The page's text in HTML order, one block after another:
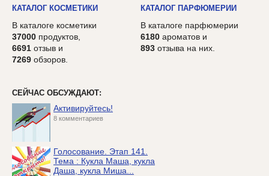
КАТАЛОГ КОСМЕТИКИ
В каталоге косметики
37000 продуктов,
6691 отзыв и
7269 обзоров.
КАТАЛОГ ПАРФЮМЕРИИ
В каталоге парфюмерии
6180 ароматов и
893 отзыва на них.
СЕЙЧАС ОБСУЖДАЮТ:
Активируйтесь!
8 комментариев
Голосование. Этап 141.
Тема : Кукла Маша, кукла
Даша, кукла Миша...